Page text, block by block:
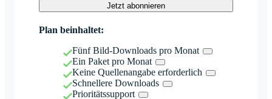
Jetzt abonnieren
Plan beinhaltet:
Fünf Bild-Downloads pro Monat
Ein Paket pro Monat
Keine Quellenangabe erforderlich
Schnellere Downloads
Prioritätssupport